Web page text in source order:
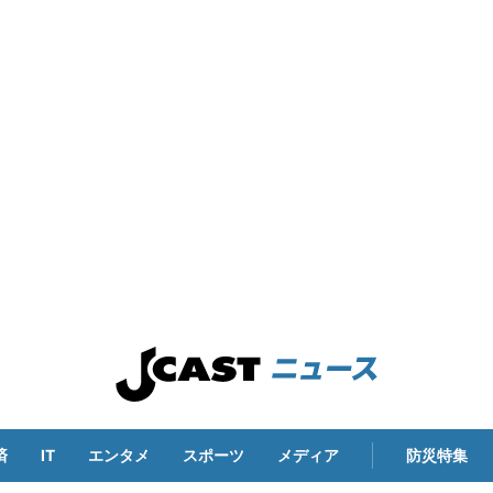
IT エンタメ スポーツ メディア 防災特集